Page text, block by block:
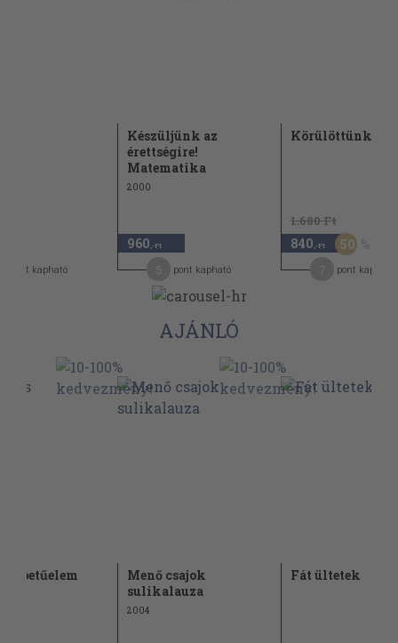
pont kapható
Készüljünk az
érettségire!
Matematika
2000
960 ,-Ft
pont kapható
Körülöttünk
1.680 Ft
840 ,-Ft 50
pont kapható
AJÁNLÓ
és betűelem
Menő csajok
sulikalauza
2004
Fát ültetek